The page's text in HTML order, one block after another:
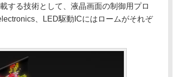
する技術として、液晶画面の制御用プロ
、LED駆動ICにはロームがそれぞ